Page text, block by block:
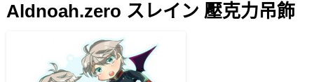
註冊會員
Aldnoah.zero スレイン 壓克力吊飾